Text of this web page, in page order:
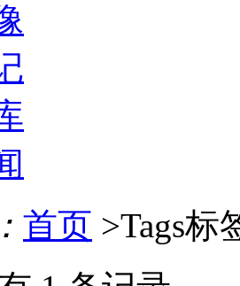
： 首页 >Tags标